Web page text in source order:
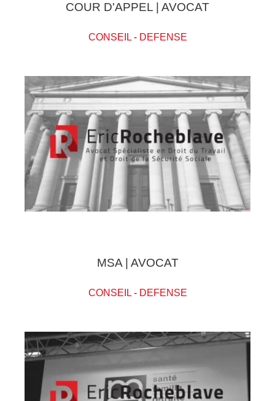
COUR D'APPEL | AVOCAT
CONSEIL- DEFENSE
MSA | AVOCAT
CONSEIL- DEFENSE